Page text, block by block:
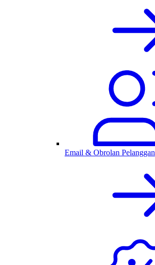
Email & Obrolan Pelanggan